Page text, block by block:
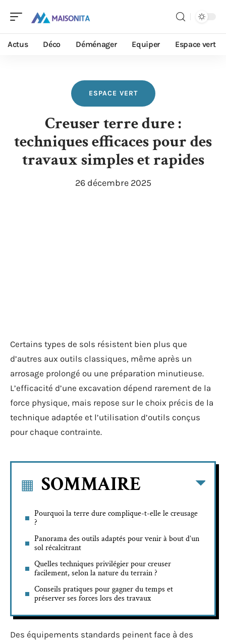
Actus Déco Déménager Equiper Espace vert
ESPACE VERT
Creuser terre dure :
techniques efficaces pour des
travaux simples et rapides
26 décembre 2025
Certains types de sols résistent bien plus que
d’autres aux outils classiques, même après un
arrosage prolongé ou une préparation minutieuse.
L’efficacité d’une excavation dépend rarement de la
force physique, mais repose sur le choix précis de la
technique adaptée et l’utilisation d’outils conçus
pour chaque contrainte.
SOMMAIRE
Pourquoi la terre dure complique-t-elle le creusage
?
Panorama des outils adaptés pour venir à bout d’un
sol récalcitrant
Quelles techniques privilégier pour creuser
facilement, selon la nature du terrain ?
Conseils pratiques pour gagner du temps et
préserver ses forces lors des travaux
Des équipements standards peinent face à des